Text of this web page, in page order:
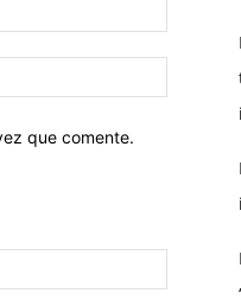
que comente.